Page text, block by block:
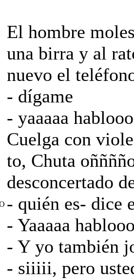
El hombre
una birra y al
nuevo el
- dígame
- yaaaaa
Cuelga con
to, Chuta
desconcertado
- quién es- dice
- Yaaaaa
- Y yo también
- siiiii, pero